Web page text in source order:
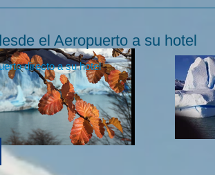
el Aeropuerto a su hotel
directo a su hotel